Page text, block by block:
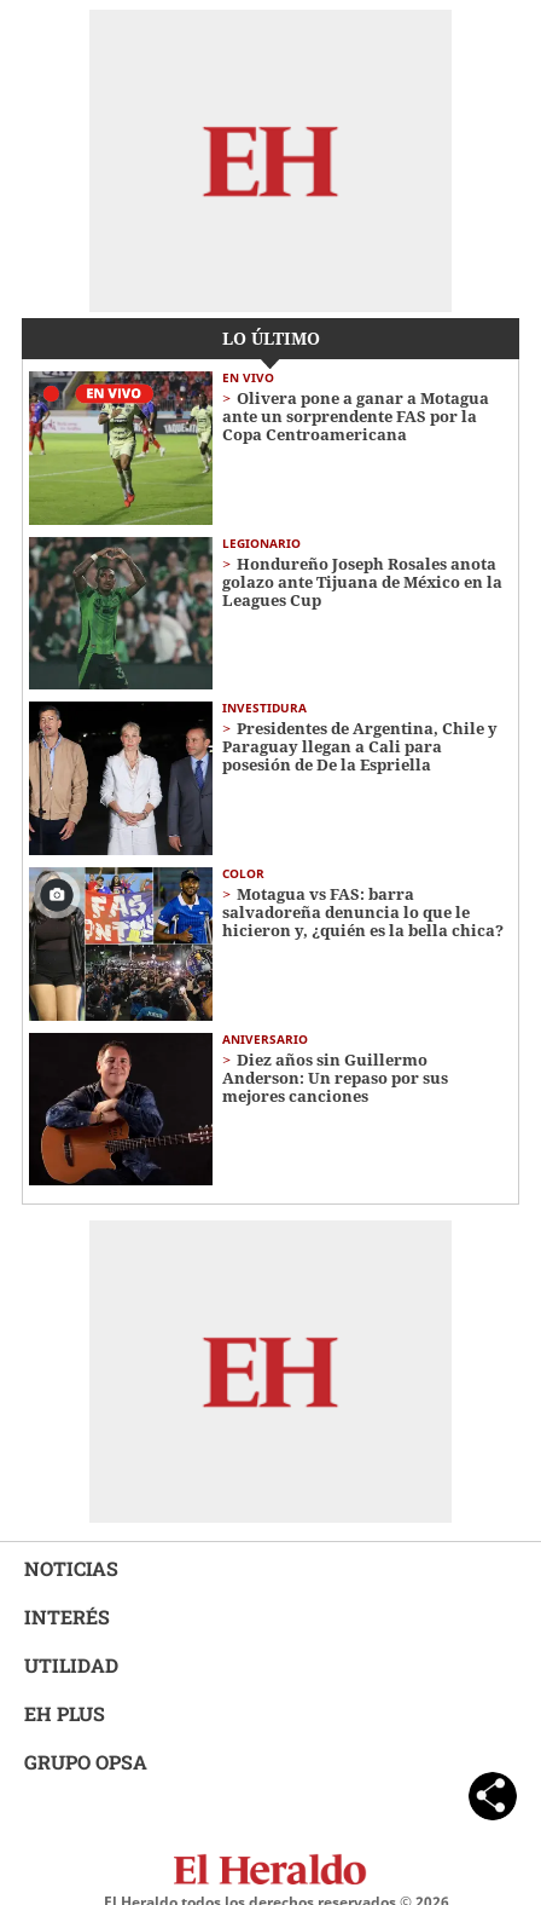
LO ÚLTIMO
EN VIVO
Olivera pone a ganar a Motagua
ante un sorprendente FAS por la
Copa Centroamericana
LEGIONARIO
Hondureño Joseph Rosales anota
golazo ante Tijuana de México en la
Leagues Cup
INVESTIDURA
Presidentes de Argentina, Chile y
Paraguay llegan a Cali para
posesión de De la Espriella
COLOR
Motagua vs FAS: barra
salvadoreña denuncia lo que le
hicieron y, ¿quién es la bella chica?
ANIVERSARIO
Diez años sin Guillermo
Anderson: Un repaso por sus
mejores canciones
NOTICIAS
INTERÉS
UTILIDAD
EH PLUS
GRUPO OPSA